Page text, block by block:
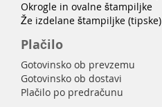
Okrogle in ovalne štampiljke
Že izdelane štampiljke (tipske)
Plačilo
Gotovinsko ob prevzemu
Gotovinsko ob dostavi
Plačilo po predračunu